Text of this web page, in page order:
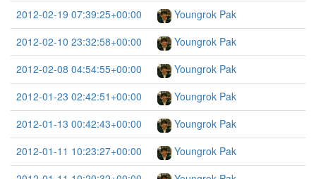
2012-02-19 07:39:25+00:00
Youngrok Pak
2012-02-10 23:32:58+00:00
Youngrok Pak
2012-02-08 04:54:55+00:00
Youngrok Pak
2012-01-23 02:42:51+00:00
Youngrok Pak
2012-01-13 00:42:43+00:00
Youngrok Pak
2012-01-11 10:23:27+00:00
Youngrok Pak